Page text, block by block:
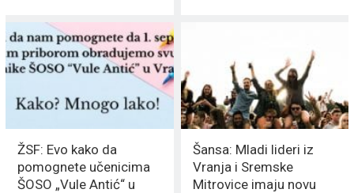
ŽSF: Evo kako da
pomognete učenicima
ŠOSO „Vule Antić“ u
Šansa: Mladi lideri iz
Vranja i Sremske
Mitrovice imaju novu